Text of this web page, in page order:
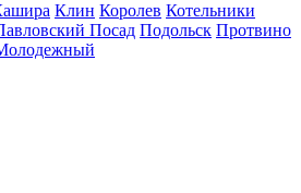
Клин Королев Котельники
Посад Подольск Протвино